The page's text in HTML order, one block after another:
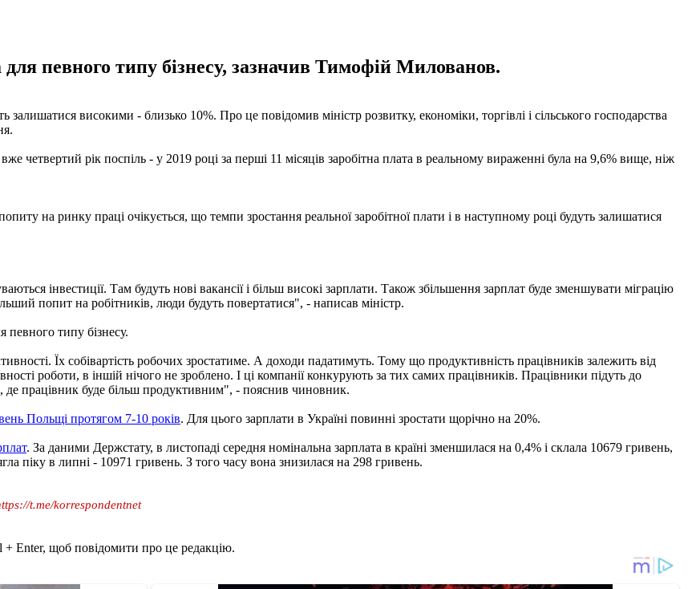
певного типу бізнесу, зазначив Тимофій Милованов.
залишатися високими - близько 10%. Про це повідомив міністр розвитку, економіки, торгівлі і сільського господарства
четвертий рік поспіль - у 2019 році за перші 11 місяців заробітна плата в реальному вираженні була на 9,6% вище, ніж
на ринку праці очікується, що темпи зростання реальної заробітної плати і в наступному році будуть залишатися
інвестиції. Там будуть нові вакансії і більш високі зарплати. Також збільшення зарплат буде зменшувати міграцію
попит на робітників, люди будуть повертатися", - написав міністр.
типу бізнесу.
Їх собівартість робочих зростатиме. А доходи падатимуть. Тому що продуктивність працівників залежить від
роботи, в іншій нічого не зроблено. І ці компанії конкурують за тих самих працівників. Працівники підуть до
працівник буде більш продуктивним", - пояснив чиновник.
Польщі протягом 7-10 років. Для цього зарплати в Україні повинні зростати щорічно на 20%.
. За даними Держстату, в листопаді середня номінальна зарплата в країні зменшилася на 0,4% і склала 10679 гривень,
піку в липні - 10971 гривень. З того часу вона знизилася на 298 гривень.
t.me/korrespondentnet
+ Enter, щоб повідомити про це редакцію.